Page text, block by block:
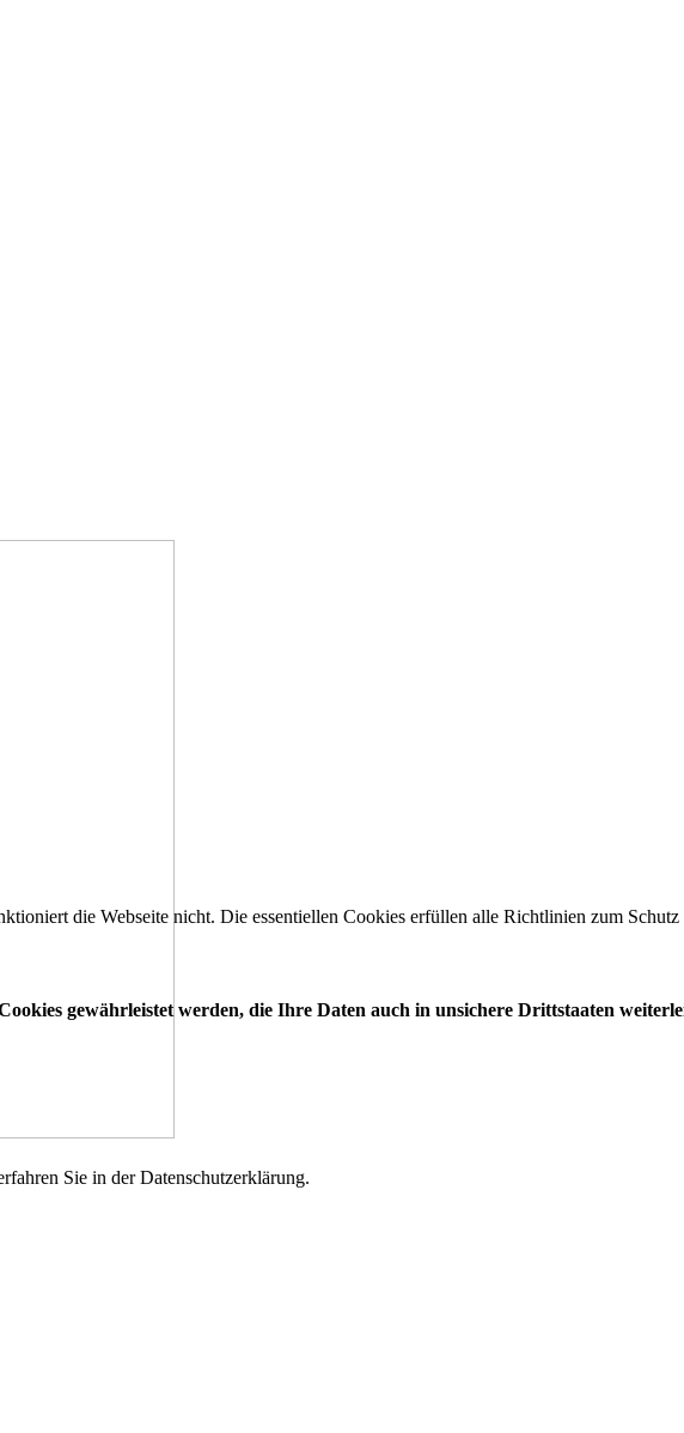
die Webseite nicht. Die essentiellen Cookies erfüllen alle Richtlinien zum Schutz
gewährleistet werden, die Ihre Daten auch in unsichere Drittstaaten
Sie in der Datenschutzerklärung.